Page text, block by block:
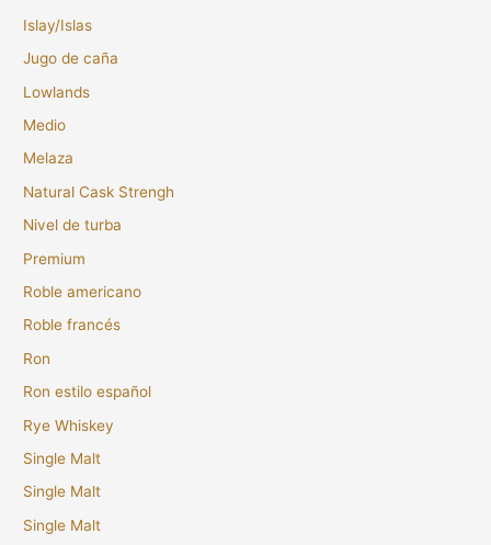
Islay/Islas
Jugo de caña
Lowlands
Medio
Melaza
Natural Cask Strengh
Nivel de turba
Premium
Roble americano
Roble francés
Ron
Ron estilo español
Rye Whiskey
Single Malt
Single Malt
Single Malt